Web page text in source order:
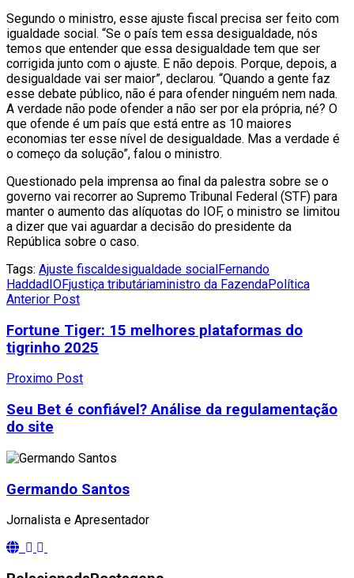
Segundo o ministro, esse ajuste fiscal precisa ser feito com
igualdade social. “Se o país tem essa desigualdade, nós
temos que entender que essa desigualdade tem que ser
corrigida junto com o ajuste. E não depois. Porque, depois, a
desigualdade vai ser maior”, declarou. “Quando a gente faz
esse debate público, não é para ofender ninguém nem nada.
A verdade não pode ofender a não ser por ela própria, né? O
que ofende é um país que está entre as 10 maiores
economias ter esse nível de desigualdade. Mas a verdade é
o começo da solução”, falou o ministro.
Questionado pela imprensa ao final da palestra sobre se o
governo vai recorrer ao Supremo Tribunal Federal (STF) para
manter o aumento das alíquotas do IOF, o ministro se limitou
a dizer que vai aguardar a decisão do presidente da
República sobre o caso.
Tags: Ajuste fiscaldesigualdade socialFernando
HaddadIOFjustiça tributáriaministro da FazendaPolítica
Anterior Post
Fortune Tiger: 15 melhores plataformas do
tigrinho 2025
Proximo Post
Seu Bet é confiável? Análise da regulamentação
do site
Germando Santos
Jornalista e Apresentador